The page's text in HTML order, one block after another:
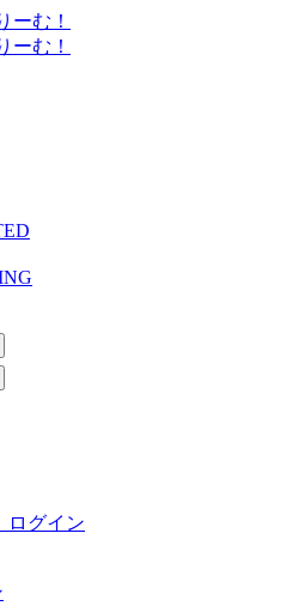
ログイン